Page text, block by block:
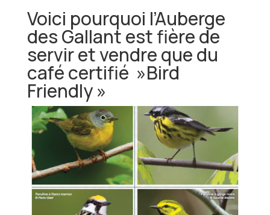
Voici pourquoi l’Auberge
des Gallant est fière de
servir et vendre que du
café certifié »Bird
Friendly »